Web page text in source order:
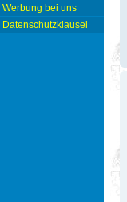
Werbung bei uns
Datenschutzklausel